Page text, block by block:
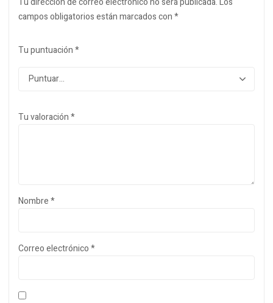
campos obligatorios están marcados con*
Tu puntuación*
Tu valoración*
Nombre*
Correo electrónico*